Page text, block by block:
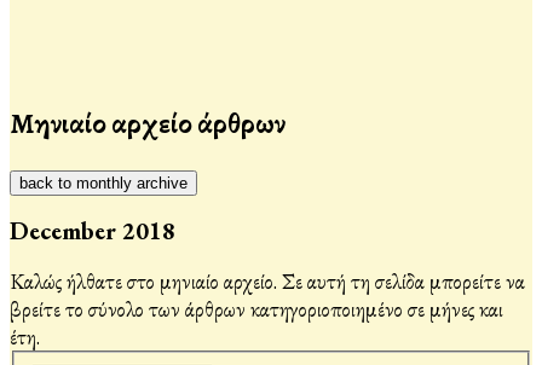
Μηνιαίο αρχείο άρθρων
back to monthly archive
December 2018
Καλώς ήλθατε στο μηνιαίο αρχείο. Σε αυτή τη σελίδα μπορείτε να
βρείτε το σύνολο των άρθρων κατηγοριοποιημένο σε μήνες και
έτη.